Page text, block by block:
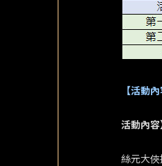
【活動
活動內容
絲元大